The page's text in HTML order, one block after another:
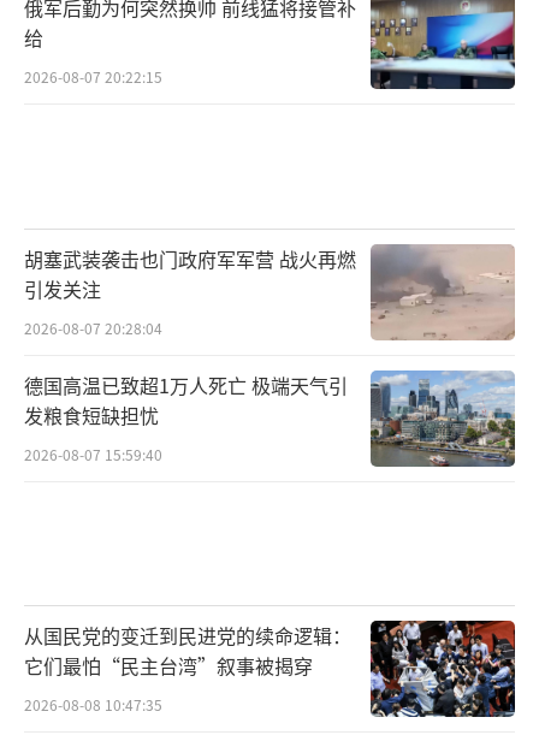
俄军后勤为何突然换帅 前线猛将接管补
给
2026-08-07 20:22:15
胡塞武装袭击也门政府军军营 战火再燃
引发关注
2026-08-07 20:28:04
德国高温已致超1万人死亡 极端天气引
发粮食短缺担忧
2026-08-07 15:59:40
从国民党的变迁到民进党的续命逻辑：
它们最怕“民主台湾”叙事被揭穿
2026-08-08 10:47:35